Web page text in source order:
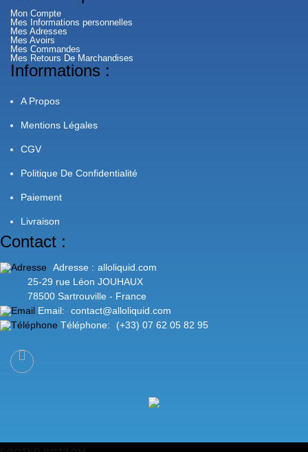
Mon Compte
Mes Informations personnelles
Mes Adresses
Mes Avoirs
Mes Commandes
Mes Retours De Marchandises
Informations :
A Propos
Mentions Légales
CGV
Politique De Confidentialité
Paiement
Livraison
Contact :
Adresse : alloliquid.com
25-29 rue Léon JOUHAUX
78500 Sartrouville - France
Email:
contact@alloliquid.com
Téléphone:
(+33) 07 62 05 82 95